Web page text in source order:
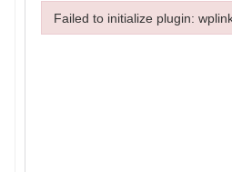
Failed to initialize plugin:
Failed to initialize plugin: wplink